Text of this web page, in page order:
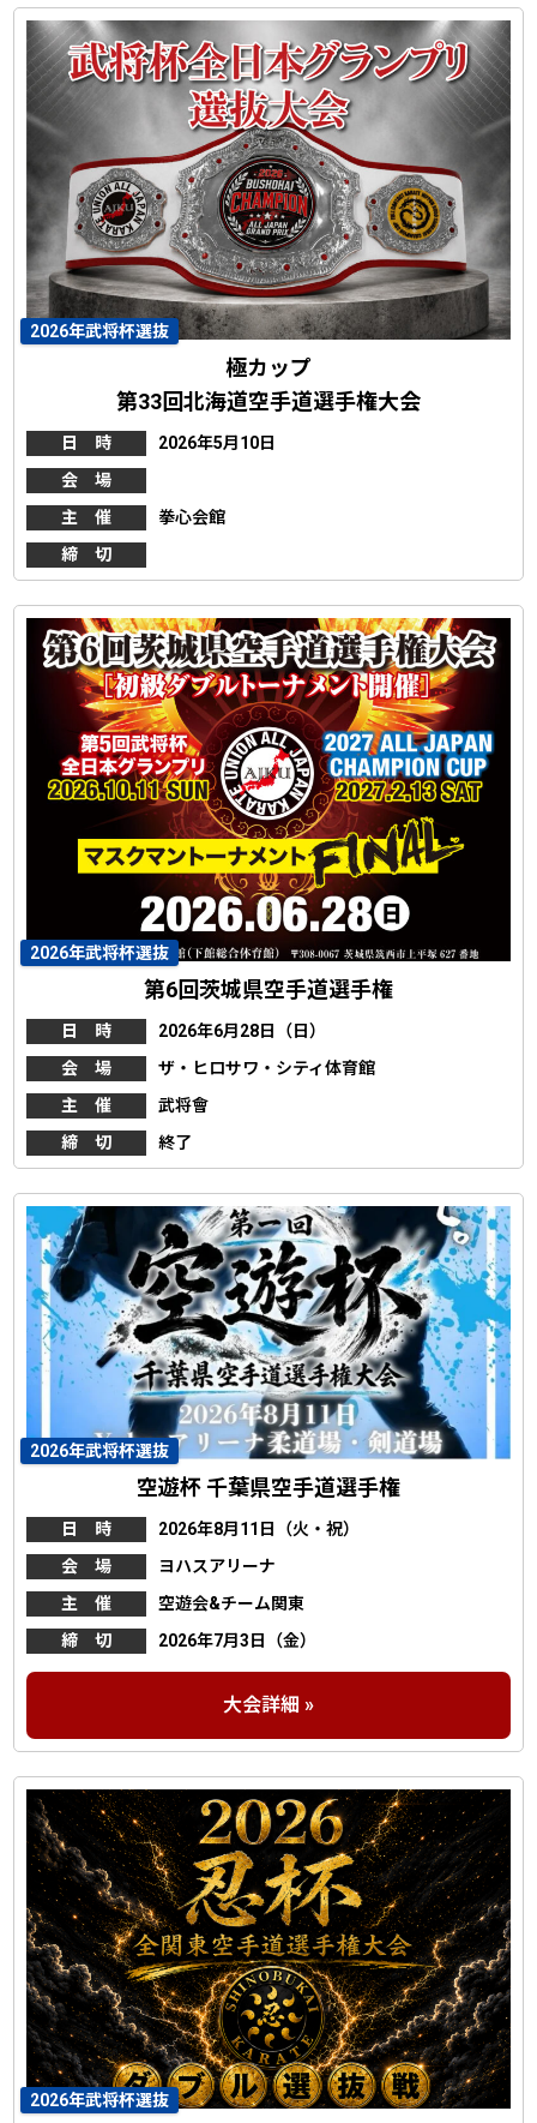
2026年武将杯選抜
極カップ
第33回北海道空手道選手権大会
日 時
2026年5月10日
会 場
主 催
拳心会館
締 切
2026年武将杯選抜
第6回茨城県空手道選手権
日 時
2026年6月28日（日）
会 場
ザ・ヒロサワ・シティ体育館
主 催
武将會
締 切
終了
2026年武将杯選抜
空遊杯 千葉県空手道選手権
日 時
2026年8月11日（火・祝）
会 場
ヨハスアリーナ
主 催
空遊会&チーム関東
締 切
2026年7月3日（金）
大会詳細 »
2026年武将杯選抜